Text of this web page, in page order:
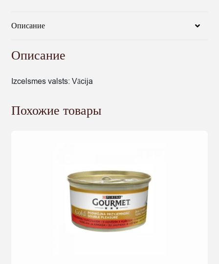
MUSS
Описание
Описание
Izcelsmes valsts: Vācija
Похожие товары